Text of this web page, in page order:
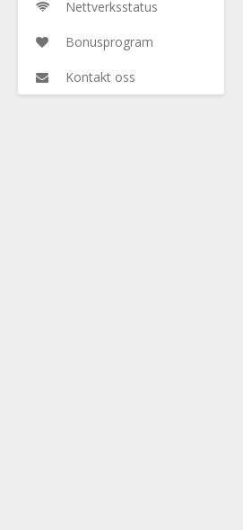
Nettverksstatus
Bonusprogram
Kontakt oss